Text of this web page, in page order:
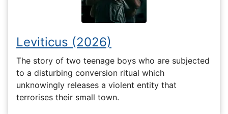
Leviticus (2026)
The story of two teenage boys who are subjected
to a disturbing conversion ritual which
unknowingly releases a violent entity that
terrorises their small town.